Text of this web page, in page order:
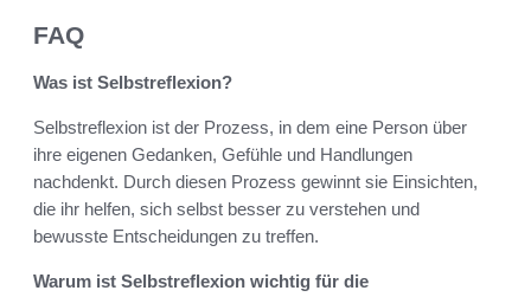
FAQ
Was ist Selbstreflexion?
Selbstreflexion ist der Prozess, in dem eine Person über
ihre eigenen Gedanken, Gefühle und Handlungen
nachdenkt. Durch diesen Prozess gewinnt sie Einsichten,
die ihr helfen, sich selbst besser zu verstehen und
bewusste Entscheidungen zu treffen.
Warum ist Selbstreflexion wichtig für die